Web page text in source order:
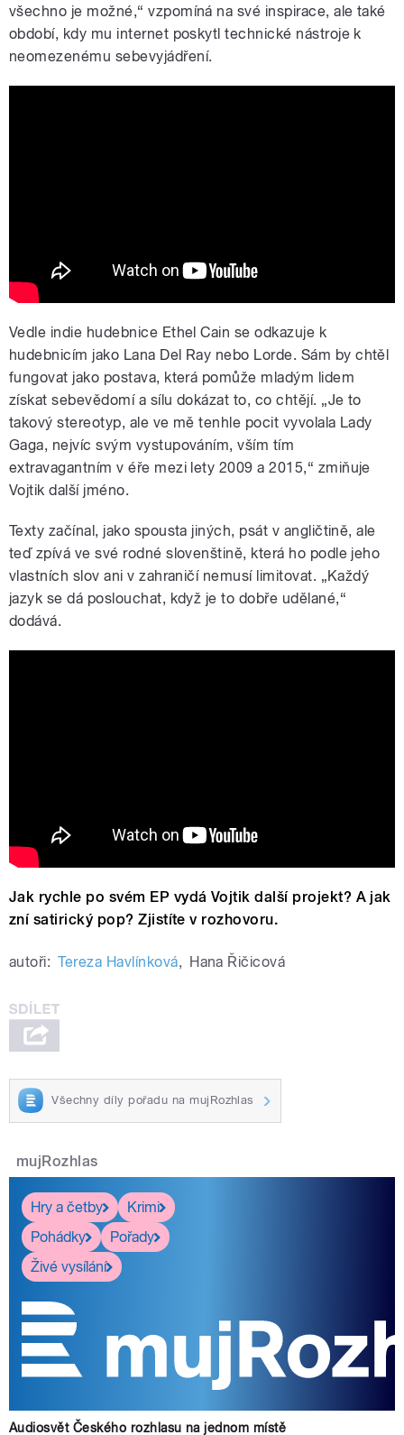
všechno je možné,“ vzpomíná na své inspirace, ale také
období, kdy mu internet poskytl technické nástroje k
neomezenému sebevyjádření.
Vedle indie hudebnice Ethel Cain se odkazuje k
hudebnicím jako Lana Del Ray nebo Lorde. Sám by chtěl
fungovat jako postava, která pomůže mladým lidem
získat sebevědomí a sílu dokázat to, co chtějí. „Je to
takový stereotyp, ale ve mě tenhle pocit vyvolala Lady
Gaga, nejvíc svým vystupováním, vším tím
extravagantním v éře mezi lety 2009 a 2015,“ zmiňuje
Vojtik další jméno.
Texty začínal, jako spousta jiných, psát v angličtině, ale
teď zpívá ve své rodné slovenštině, která ho podle jeho
vlastních slov ani v zahraničí nemusí limitovat. „Každý
jazyk se dá poslouchat, když je to dobře udělané,“
dodává.
Jak rychle po svém EP vydá Vojtik další projekt? A jak
zní satirický pop? Zjistíte v rozhovoru.
autoři: Tereza Havlínková, Hana Řičicová
Všechny díly pořadu na mujRozhlas
mujRozhlas
Hry a četby
Krimi
Pohádky
Pořady
Živé vysílání
Audiosvět Českého rozhlasu na jednom místě